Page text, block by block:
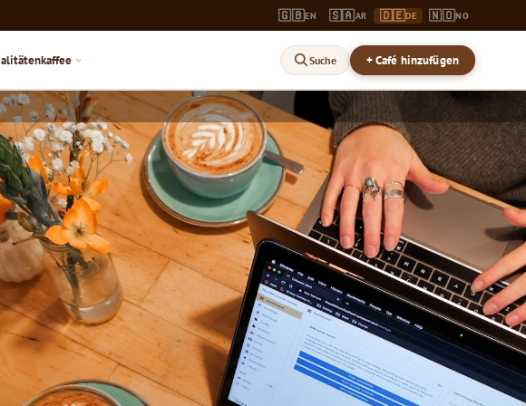
🇬🇧EN 🇸🇦AR 🇩🇪DE 🇳🇴NO
Suche + Café hinzufügen